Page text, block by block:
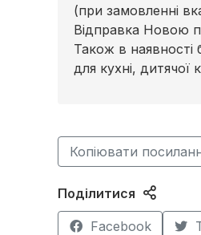
(при замовленні
Відправка Новою
Також в наявності
для кухні, дитячої
Копіювати
Поділитися
Facebook